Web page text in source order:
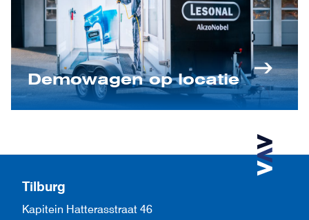
Demowagen op locatie
Tilburg
Kapitein Hatterasstraat 46